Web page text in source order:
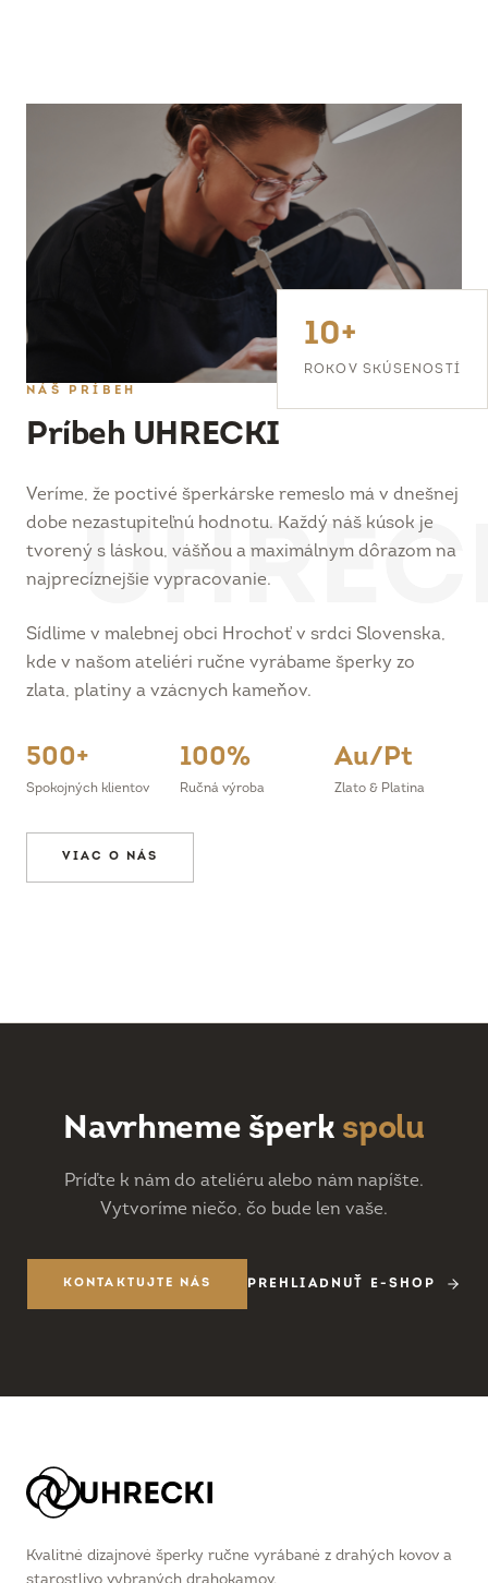
10+
ROKOV SKÚSENOSTÍ
NÁŠ PRÍBEH
Príbeh UHRECKI
Veríme, že poctivé šperkárske remeslo má v dnešnej
dobe nezastupiteľnú hodnotu. Každý náš kúsok je
tvorený s láskou, vášňou a maximálnym dôrazom na
najprecíznejšie vypracovanie.
Sídlime v malebnej obci Hrochoť v srdci Slovenska,
kde v našom ateliéri ručne vyrábame šperky zo
zlata, platiny a vzácnych kameňov.
500+
Spokojných klientov
100%
Ručná výroba
Au/Pt
Zlato & Platina
VIAC O NÁS
Navrhneme šperk spolu
Príďte k nám do ateliéru alebo nám napíšte.
Vytvoríme niečo, čo bude len vaše.
KONTAKTUJTE NÁS PREHLIADNUŤ E-SHOP
Kvalitné dizajnové šperky ručne vyrábané z drahých kovov a
starostlivo vybraných drahokamov.